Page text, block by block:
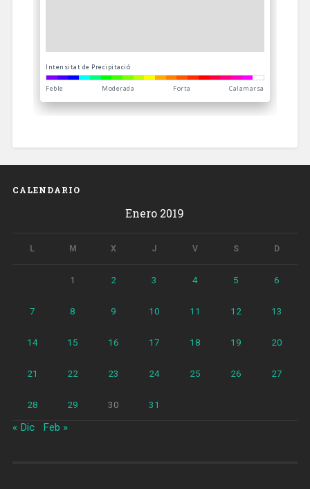
CALENDARIO
Enero 2019
L M X J V S D
1 2 3 4 5 6
7 8 9 10 11 12 13
14 15 16 17 18 19 20
21 22 23 24 25 26 27
28 29 30 31
« Dic Feb »